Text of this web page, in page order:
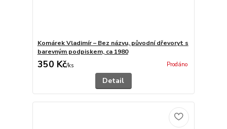
Komárek Vladimír – Bez názvu, původní dřevoryt s
barevným podpiskem, ca 1980
350 Kč/ks Prodáno
Detail